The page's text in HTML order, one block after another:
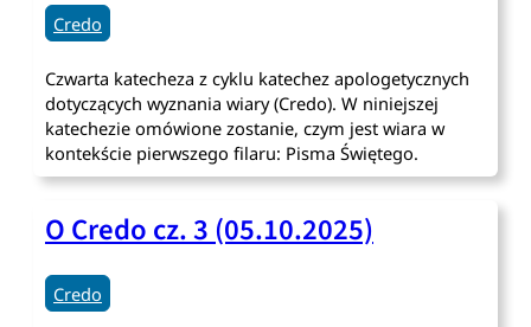
Credo
Czwarta katecheza z cyklu katechez apologetycznych
dotyczących wyznania wiary (Credo). W niniejszej
katechezie omówione zostanie, czym jest wiara w
kontekście pierwszego filaru: Pisma Świętego.
O Credo cz. 3 (05.10.2025)
Credo